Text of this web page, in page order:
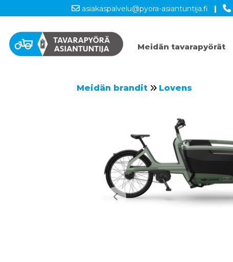
asiakaspalvelu@pyora-asiantuntija.fi |
Meidän tavarapyörät
Meidän brandit Lovens